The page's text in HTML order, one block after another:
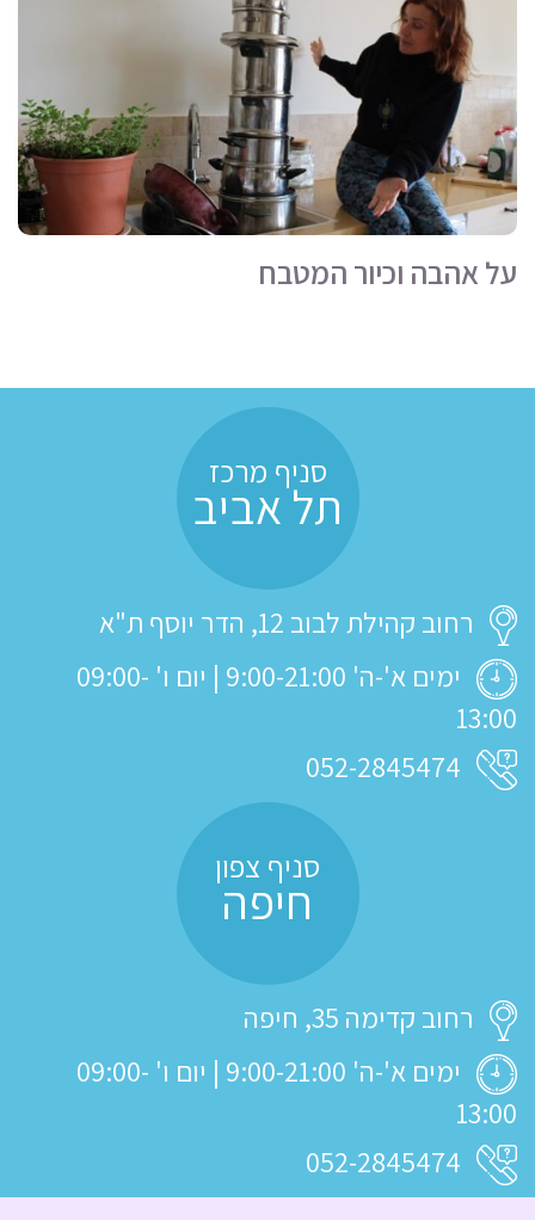
על אהבה וכיור המטבח
סניף מרכז
תל אביב
רחוב קהילת לבוב 12, הדר יוסף ת"א
ימים א'-ה' 9:00-21:00 | יום ו' 09:00-
13:00
052-2845474
סניף צפון
חיפה
רחוב קדימה 35, חיפה
ימים א'-ה' 9:00-21:00 | יום ו' 09:00-
13:00
052-2845474